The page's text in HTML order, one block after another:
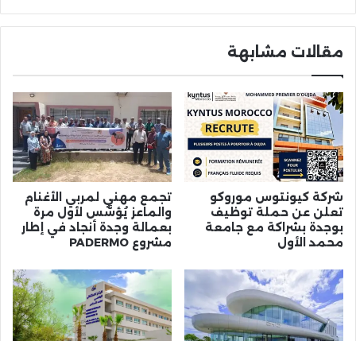
مارتشيكا
مقالات مشابهة
شركة كيونتوس موروكو
تعلن عن حملة توظيف
بوجدة بشراكة مع جامعة
محمد الأول
تجمع مهني لمربي الأغنام
والماعز يُؤسَّس لأول مرة
بعمالة وجدة أنجاد في إطار
مشروع PADERMO